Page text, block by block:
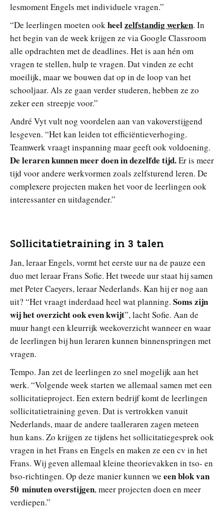
lesmoment Engels met individuele vragen.”
“De leerlingen moeten ookheelzelfstandig werken. In
het begin van de week krijgen ze via Google Classroom
alle opdrachten met de deadlines. Het is aan hén om
vragen te stellen, hulp te vragen. Dat vinden ze echt
moeilijk, maar we bouwen dat op in de loop van het
schooljaar. Als ze gaan verder studeren, hebben ze zo
zeker een streepje voor.”
André Vyt vult nog voordelen aan van vakoverstijgend
lesgeven. “Het kan leiden tot efficiëntieverhoging.
Teamwerk vraagt inspanning maar geeft ook voldoening.
De leraren kunnen meer doen in dezelfde tijd.Er is meer
tijd voor andere werkvormen zoals zelfsturend leren. De
complexere projecten maken het voor de leerlingen ook
interessanter en uitdagender.”
Sollicitatietraining in 3 talen
Jan, leraar Engels, vormt het eerste uur na de pauze een
duo met leraar Frans Sofie. Het tweede uur staat hij samen
met Peter Caeyers, leraar Nederlands. Kan hij er nog aan
uit? “Het vraagt inderdaad heel wat planning. Soms zijn
wij het overzicht ook even kwijt”, lacht Sofie. Aan de
muur hangt een kleurrijk weekoverzicht wanneer en waar
de leerlingen bij hun leraren kunnen binnenspringen met
vragen.
Tempo. Jan zet de leerlingen zo snel mogelijk aan het
werk. “Volgende week starten we allemaal samen met een
sollicitatieproject. Een extern bedrijf komt de leerlingen
sollicitatietraining geven. Dat is vertrokken vanuit
Nederlands, maar de andere taalleraren zagen meteen
hun kans. Zo krijgen ze tijdens het sollicitatiegesprek ook
vragen in het Frans en Engels en maken ze een cv in het
Frans. Wij geven allemaal kleine theorievakken in tso- en
bso-richtingen. Op deze manier kunnen we een blok van
50 minuten overstijgen, meer projecten doen en meer
verdiepen.”